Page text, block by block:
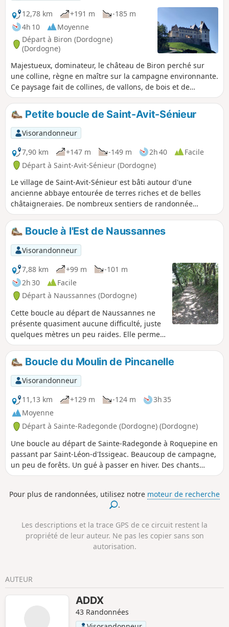
12,78 km
+191 m
-185 m
4h 10
Moyenne
Départ à Biron (Dordogne)
(Dordogne)
Majestueux, dominateur, le château de Biron perché sur
une colline, règne en maître sur la campagne environnante.
Ce paysage fait de collines, de vallons, de bois et de
champs où paissent vaches et chevaux est un havre de paix
propice à la méditation.
Petite boucle de Saint-Avit-Sénieur
Visorandonneur
7,90 km
+147 m -149 m 2h 40
Facile
Départ à Saint-Avit-Sénieur (Dordogne)
Le village de Saint-Avit-Sénieur est bâti autour d'une
ancienne abbaye entourée de terres riches et de belles
châtaigneraies. De nombreux sentiers de randonnée
permettent de graviter autour du village. Cette balade
s'inspire de l'un d'eux, mais un peu raccourcie. Ainsi elle
peut être réalisée très facilement en une demi journée. La
première partie emprunte le GR® et permet de découvrir
sous-bois et prairies, la deuxième suit principalement des
chemins vicinaux asphaltés.
Boucle à l'Est de Naussannes
Visorandonneur
7,88 km
+99 m
-101 m
2h 30
Facile
Départ à Naussannes (Dordogne)
Cette boucle au départ de Naussannes ne
présente quasiment aucune difficulté, juste
quelques mètres un peu raides. Elle permet
de découvrir la campagne autour de ce petit
village avec de belles parties ombragées
dans un environnement très préservé et une
végétation typique des sols calcaires du
Périgord. Quelques beaux points de vue sur
la bastide de Beaumont du Périgord. À
découvrir, par exemple, par une belle après-
midi d'été.
Boucle du Moulin de Pincanelle
Visorandonneur
11,13 km
+129 m -124 m
3h 35
Moyenne
Départ à Sainte-Radegonde (Dordogne) (Dordogne)
Une boucle au départ de Sainte-Radegonde à Roquepine en
passant par Saint-Léon-d'Issigeac. Beaucoup de campagne,
un peu de forêts. Un gué à passer en hiver. Des chants
d'oiseaux, un chevreuil, des paysages de partout. Un peu de
vestiges du Moulin de Pincanelle après le Bois de Bayard.
Pour plus de randonnées, utilisez notre moteur de recherche
.
Les descriptions et la trace GPS de ce circuit restent la
propriété de leur auteur. Ne pas les copier sans son
autorisation.
AUTEUR
ADDX
43 Randonnées